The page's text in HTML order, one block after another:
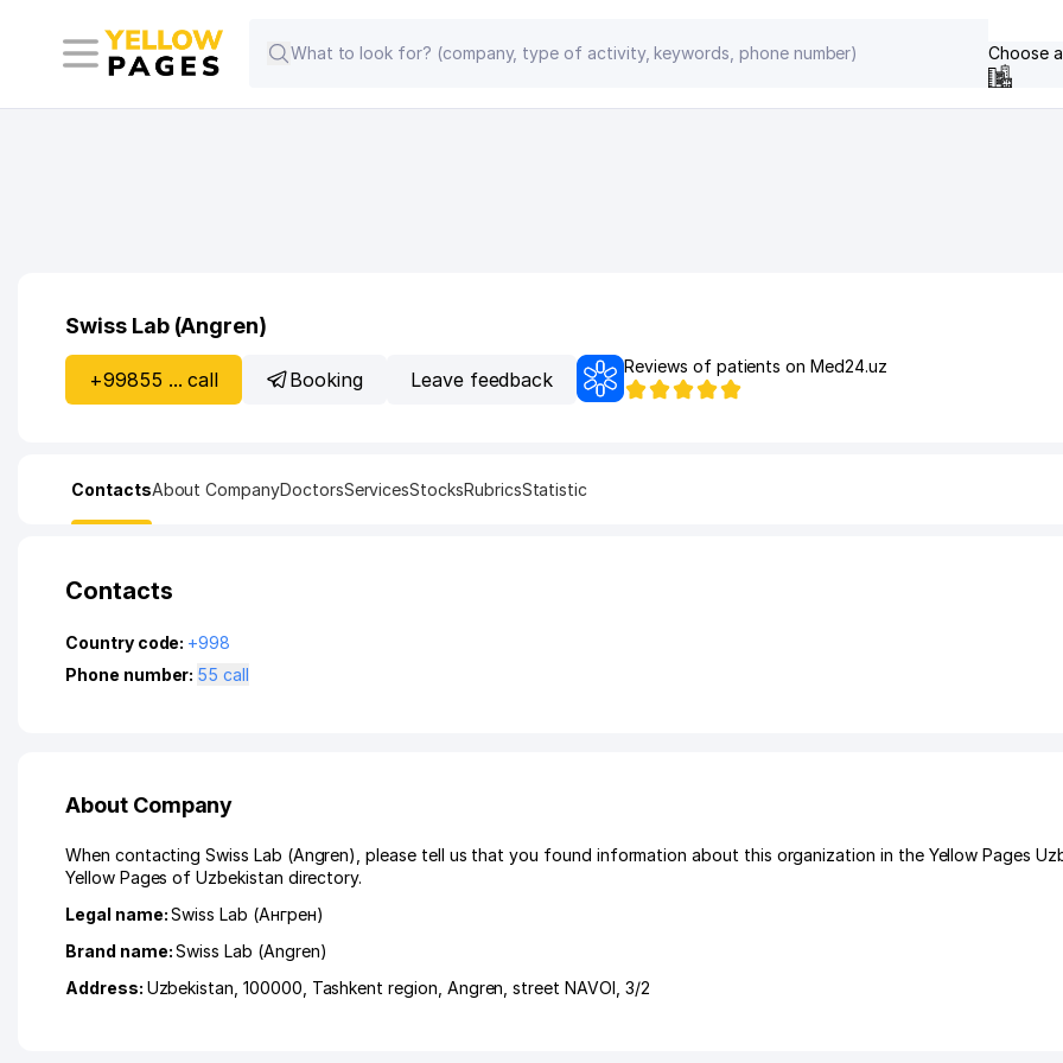
Choose
Swiss Lab (Angren)
+99855 ... call Booking Leave feedback
Reviews of patients on Med24.uz
ContactsAbout CompanyDoctorsServicesStocksRubricsStatistic
Contacts
Country code: +998
Phone number:
55 call
About Company
When contacting Swiss Lab (Angren), please tell us that you found information about this organization in the Yellow Pages
Yellow Pages of Uzbekistan directory.
Legal name:Swiss Lab (Ангрен)
Brand name:Swiss Lab (Angren)
Address: Uzbekistan, 100000, Tashkent region Angren ,street NAVOI , 3/2